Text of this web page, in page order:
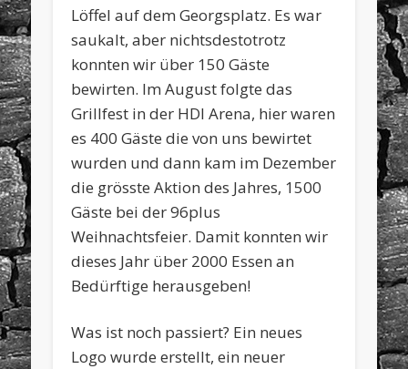
Löffel auf dem Georgsplatz. Es war
saukalt, aber nichtsdestotrotz
konnten wir über 150 Gäste
bewirten. Im August folgte das
Grillfest in der HDI Arena, hier waren
es 400 Gäste die von uns bewirtet
wurden und dann kam im Dezember
die grösste Aktion des Jahres, 1500
Gäste bei der 96plus
Weihnachtsfeier. Damit konnten wir
dieses Jahr über 2000 Essen an
Bedürftige herausgeben!
Was ist noch passiert? Ein neues
Logo wurde erstellt, ein neuer